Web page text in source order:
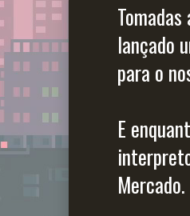
lançado
para o
E
Mercado.